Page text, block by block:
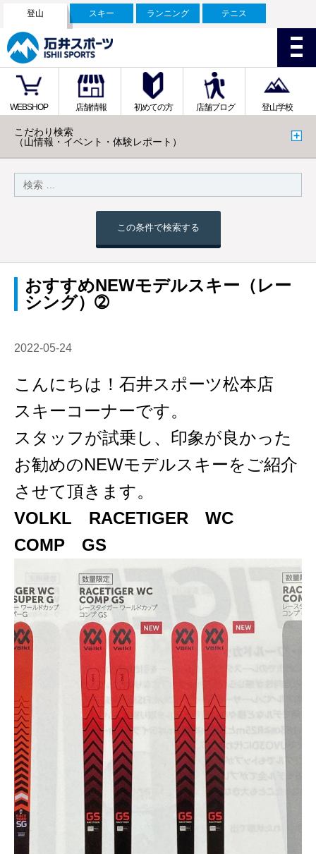
登山 スキー ランニング テニス
WEBSHOP 店舗情報 初めての方 店舗ブログ 登山学校
こだわり検索
（山情報・イベント・体験レポート）
この条件で検索する
おすすめNEWモデルスキー（レー
シング）➁
2022-05-24
こんにちは！石井スポーツ松本店
スキーコーナーです。
スタッフが試乗し、印象が良かった
お勧めのNEWモデルスキーをご紹介
させて頂きます。
VOLKL RACETIGER WC
COMP GS